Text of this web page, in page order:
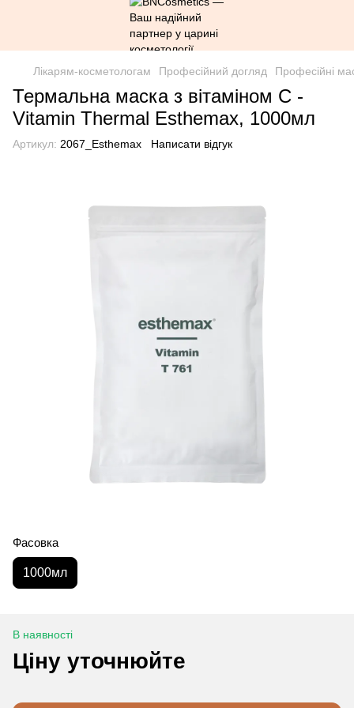
Лікарям-косметологам Професійний догляд Професійні
Термальна маска з вітаміном С -
Vitamin Thermal Esthemax, 1000мл
Артикул: 2067_Esthemax Написати відгук
Фасовка
1000мл
В наявності
Ціну уточнюйте